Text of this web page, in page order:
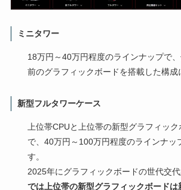
ミニタワー
18万円～40万円程度のラインナップで
前のグラフィックボードを搭載した構成
新型フルタワーケース
上位帯CPUと上位帯の新型グラフィッ
で、40万円～100万円程度のラインナッ
す。
2025年にグラフィックボードの世代交代
では上位帯の新型グラフィックボードは